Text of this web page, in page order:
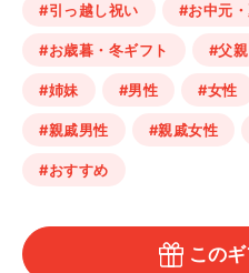
#引っ越し祝い #お中元
#お歳暮・冬ギフト #父親
#姉妹 #男性 #女性
#親戚男性 #親戚女性
#おすすめ
この